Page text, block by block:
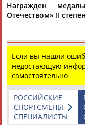
АБДРАХМАНОВ
Рамазан
АБДУЛАЕВ
Тагир
Награжден
Отечеством» II
Если вы нашли
недостающую
самостоятельно
РОССИЙСКИЕ
СПОРТСМЕНЫ,
СПЕЦИАЛИСТЫ